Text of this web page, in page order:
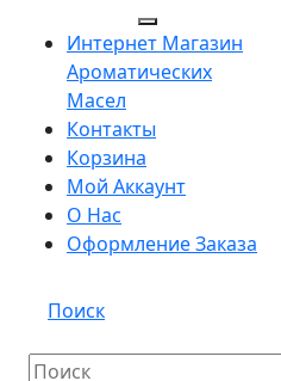
Кнопка
Открыть
Интернет Магазин
Ароматических
Масел
Контакты
Корзина
Мой Аккаунт
О Нас
Оформление Заказа
Закрыть
Вход
Поиск
Найти: